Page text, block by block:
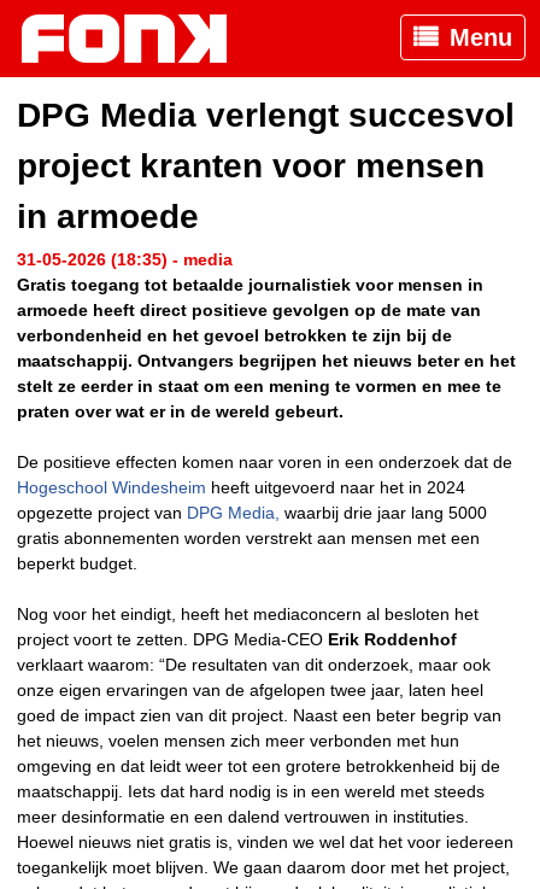
Menu
DPG Media verlengt succesvol
project kranten voor mensen
in armoede
31-05-2026 (18:35) - media
Gratis toegang tot betaalde journalistiek voor mensen in
armoede heeft direct positieve gevolgen op de mate van
verbondenheid en het gevoel betrokken te zijn bij de
maatschappij. Ontvangers begrijpen het nieuws beter en het
stelt ze eerder in staat om een mening te vormen en mee te
praten over wat er in de wereld gebeurt.
De positieve effecten komen naar voren in een onderzoek dat de
Hogeschool Windesheim heeft uitgevoerd naar het in 2024
opgezette project van DPG Media, waarbij drie jaar lang 5000
gratis abonnementen worden verstrekt aan mensen met een
beperkt budget.
Nog voor het eindigt, heeft het mediaconcern al besloten het
project voort te zetten. DPG Media-CEO Erik Roddenhof
verklaart waarom: “De resultaten van dit onderzoek, maar ook
onze eigen ervaringen van de afgelopen twee jaar, laten heel
goed de impact zien van dit project. Naast een beter begrip van
het nieuws, voelen mensen zich meer verbonden met hun
omgeving en dat leidt weer tot een grotere betrokkenheid bij de
maatschappij. Iets dat hard nodig is in een wereld met steeds
meer desinformatie en een dalend vertrouwen in instituties.
Hoewel nieuws niet gratis is, vinden we wel dat het voor iedereen
toegankelijk moet blijven. We gaan daarom door met het project,